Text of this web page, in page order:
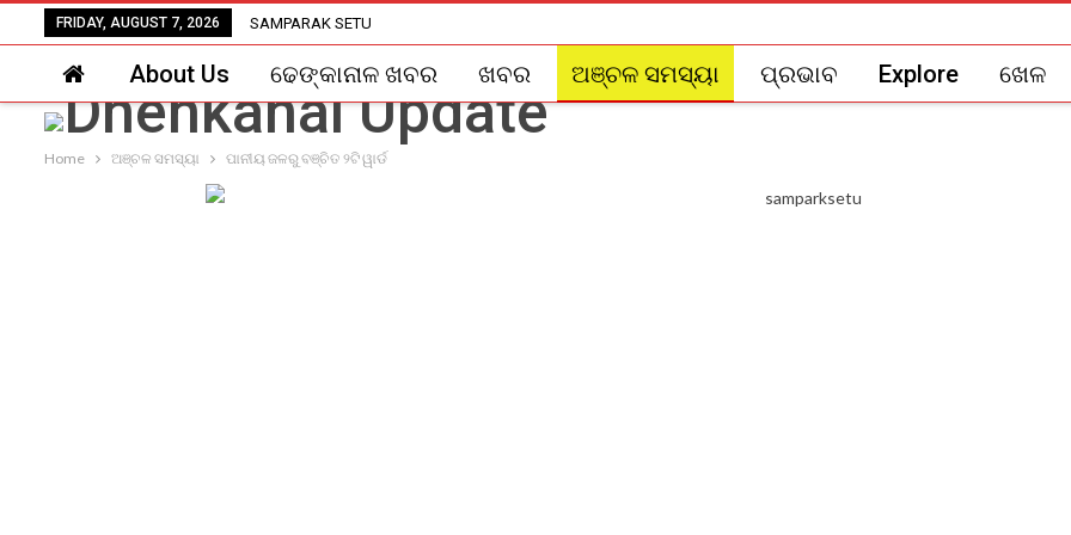
FRIDAY, AUGUST 7, 2026 SAMPARAK SETU
About Us ଢେଙ୍କାନାଳ ଖବର ଖବର ଅଞ୍ଚଳ ସମସ୍ୟା ପ୍ରଭାବ Explore ଖେଳ
Home ଅଞ୍ଚଳ ସମସ୍ୟା ପାନୀୟ ଜଳରୁ ବଞ୍ଚିତ ୨ଟି ୱାର୍ଡ